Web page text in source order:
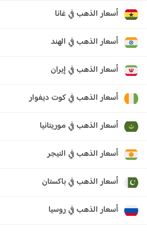
أسعار الذهب في غانا
أسعار الذهب في الهند
أسعار الذهب في إيران
أسعار الذهب في كوت ديفوار
أسعار الذهب في موريتانيا
أسعار الذهب في النيجر
أسعار الذهب في باكستان
أسعار الذهب في روسيا